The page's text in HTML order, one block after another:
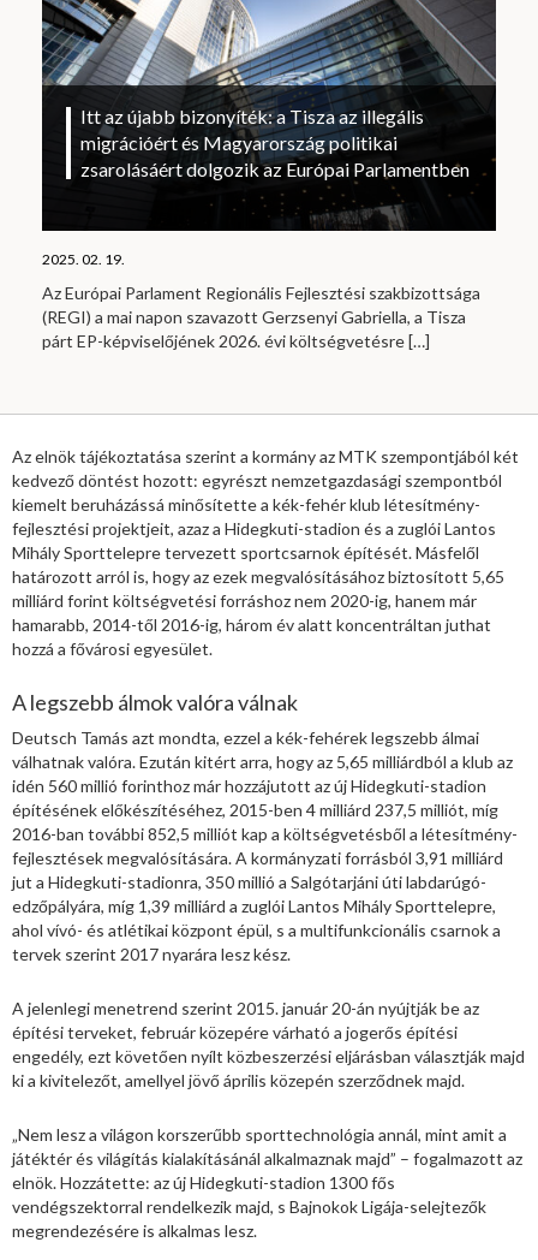
Itt az újabb bizonyíték: a Tisza az illegális
migrációért és Magyarország politikai
zsarolásáért dolgozik az Európai Parlamentben
2025. 02. 19.
Az Európai Parlament Regionális Fejlesztési szakbizottsága
(REGI) a mai napon szavazott Gerzsenyi Gabriella, a Tisza
párt EP-képviselőjének 2026. évi költségvetésre[…]
Az elnök tájékoztatása szerint a kormány az MTK szempontjából két
kedvező döntést hozott: egyrészt nemzetgazdasági szempontból
kiemelt beruházássá minősítette a kék-fehér klub létesítmény-
fejlesztési projektjeit, azaz a Hidegkuti-stadion és a zuglói Lantos
Mihály Sporttelepre tervezett sportcsarnok építését. Másfelől
határozott arról is, hogy az ezek megvalósításához biztosított 5,65
milliárd forint költségvetési forráshoz nem 2020-ig, hanem már
hamarabb, 2014-től 2016-ig, három év alatt koncentráltan juthat
hozzá a fővárosi egyesület.
A legszebb álmok valóra válnak
Deutsch Tamás azt mondta, ezzel a kék-fehérek legszebb álmai
válhatnak valóra. Ezután kitért arra, hogy az 5,65 milliárdból a klub az
idén 560 millió forinthoz már hozzájutott az új Hidegkuti-stadion
építésének előkészítéséhez, 2015-ben 4 milliárd 237,5 milliót, míg
2016-ban további 852,5 milliót kap a költségvetésből a létesítmény-
fejlesztések megvalósítására. A kormányzati forrásból 3,91 milliárd
jut a Hidegkuti-stadionra, 350 millió a Salgótarjáni úti labdarúgó-
edzőpályára, míg 1,39 milliárd a zuglói Lantos Mihály Sporttelepre,
ahol vívó- és atlétikai központ épül, s a multifunkcionális csarnok a
tervek szerint 2017 nyarára lesz kész.
A jelenlegi menetrend szerint 2015. január 20-án nyújtják be az
építési terveket, február közepére várható a jogerős építési
engedély, ezt követően nyílt közbeszerzési eljárásban választják majd
ki a kivitelezőt, amellyel jövő április közepén szerződnek majd.
„Nem lesz a világon korszerűbb sporttechnológia annál, mint amit a
játéktér és világítás kialakításánál alkalmaznak majd” – fogalmazott az
elnök. Hozzátette: az új Hidegkuti-stadion 1300 fős
vendégszektorral rendelkezik majd, s Bajnokok Ligája-selejtezők
megrendezésére is alkalmas lesz.